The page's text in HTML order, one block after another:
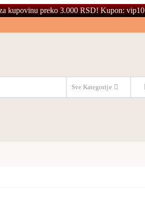
kupovinu preko 3.000 RSD! Kupon: vip10
Sve Kategorije